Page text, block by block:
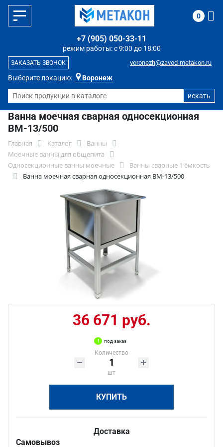
Выберите локацию: Воронеж
режим работы: с 9:00 до 18:00
+7 (905) 050-33-11
voronezh@zavod-metakon.ru
ЗАКАЗАТЬ ЗВОНОК
0
Ванна моечная сварная односекционная
ВМ-13/500
Главная Каталог
Ванны
Моечные ванны для общепита
Односекционные ванны моечные
Ванны сварные 1 ёмкость
Ванна моечная сварная односекционная ВМ-13/500
36 671 руб.
под заказ
Количество
шт
КУПИТЬ
Доставка
Самовывоз